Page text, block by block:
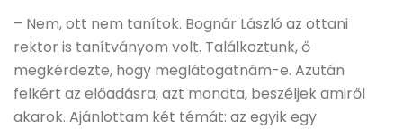
– Nem, ott nem tanítok. Bognár László az ottani
rektor is tanítványom volt. Találkoztunk, ő
megkérdezte, hogy meglátogatnám-e. Azután
felkért az előadásra, azt mondta, beszéljek amiről
akarok. Ajánlottam két témát: az egyik egy